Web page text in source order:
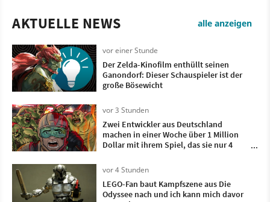
AKTUELLE NEWS alle anzeigen
vor einer Stunde
Der Zelda-Kinofilm enthüllt seinen
Ganondorf: Dieser Schauspieler ist der
große Bösewicht
vor 3 Stunden
Zwei Entwickler aus Deutschland
machen in einer Woche über 1 Million
Dollar mit ihrem Spiel, das sie nur 4
vor 4 Stunden
LEGO-Fan baut Kampfszene aus Die
Odyssee nach und ich kann mich davor